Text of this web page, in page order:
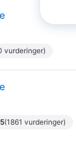
vurderinger)
(1861 vurderinger)